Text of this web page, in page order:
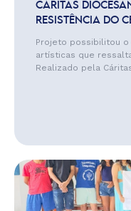
CÁRITAS
RESISTÊNCIA DO
Projeto possibilitou
artísticas que
Realizado pela